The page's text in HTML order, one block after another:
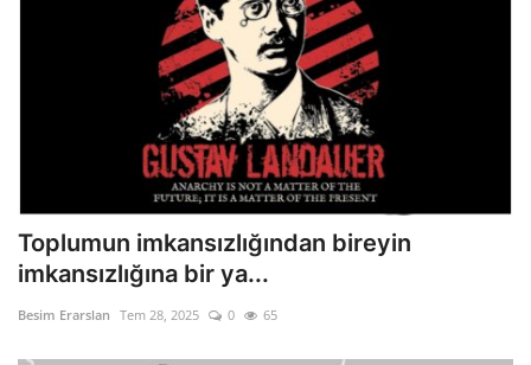
Toplumun imkansızlığından bireyin
imkansızlığına bir ya...
Besim Erarslan Tem 28, 2025 0 65